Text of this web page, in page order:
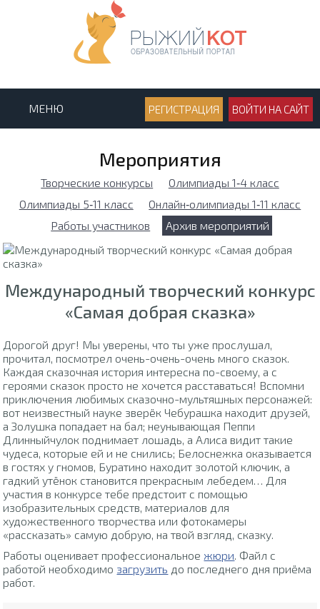
МЕНЮ РЕГИСТРАЦИЯ ВОЙТИ НА САЙТ
Мероприятия
Творческие конкурсы
Олимпиады 1‑4 класс
Олимпиады 5‑11 класс
Онлайн‑олимпиады 1‑11 класс
Работы участников
Архив мероприятий
Международный творческий конкурс
«Самая добрая сказка»
Дорогой друг! Мы уверены, что ты уже прослушал,
прочитал, посмотрел очень-очень-очень много сказок.
Каждая сказочная история интересна по-своему, а с
героями сказок просто не хочется расставаться! Вспомни
приключения любимых сказочно-мультяшных персонажей:
вот неизвестный науке зверёк Чебурашка находит друзей,
а Золушка попадает на бал; неунывающая Пеппи
Длинныйчулок поднимает лошадь, а Алиса видит такие
чудеса, которые ей и не снились; Белоснежка оказывается
в гостях у гномов, Буратино находит золотой ключик, а
гадкий утёнок становится прекрасным лебедем… Для
участия в конкурсе тебе предстоит с помощью
изобразительных средств, материалов для
художественного творчества или фотокамеры
«рассказать» самую добрую, на твой взгляд, сказку.
Работы оценивает профессиональное жюри. Файл с
работой необходимо загрузить до последнего дня приёма
работ.